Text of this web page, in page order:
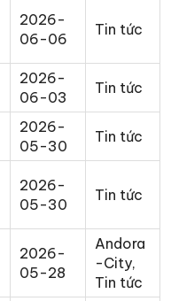
2026-
06-06
Tin tức
2026-
06-03
Tin tức
2026-
05-30
Tin tức
2026-
05-30
Tin tức
2026-
05-28
Andora
-City,
Tin tức